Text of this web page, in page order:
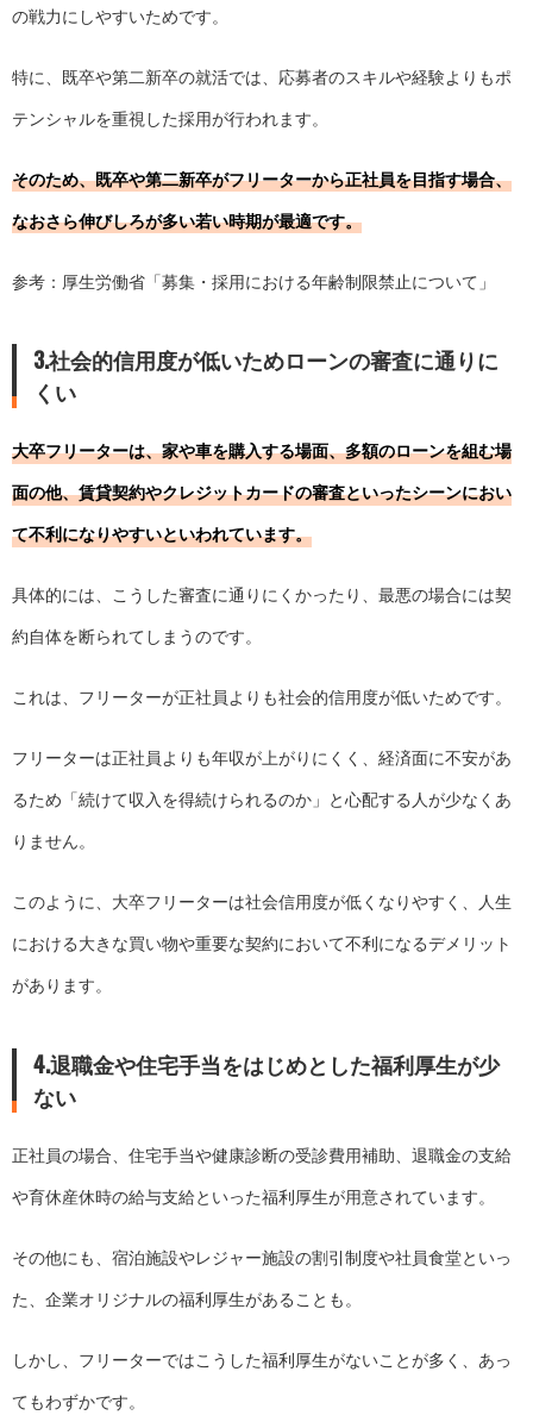
の戦力にしやすいためです。
特に、既卒や第二新卒の就活では、応募者のスキルや経験よりもポ
テンシャルを重視した採用が行われます。
そのため、既卒や第二新卒がフリーターから正社員を目指す場合、
なおさら伸びしろが多い若い時期が最適です。
参考：厚生労働省「募集・採用における年齢制限禁止について 」
3.社会的信用度が低いためローンの審査に通りに
くい
大卒フリーターは、家や車を購入する場面、多額のローンを組む場
面の他、賃貸契約やクレジットカードの審査といったシーンにおい
て不利になりやすいといわれています。
具体的には、こうした審査に通りにくかったり、最悪の場合には契
約自体を断られてしまうのです。
これは、フリーターが正社員よりも社会的信用度が低いためです。
フリーターは正社員よりも年収が上がりにくく、経済面に不安があ
るため「続けて収入を得続けられるのか」と心配する人が少なくあ
りません。
このように、大卒フリーターは社会信用度が低くなりやすく、人生
における大きな買い物や重要な契約において不利になるデメリット
があります。
4.退職金や住宅手当をはじめとした福利厚生が少
ない
正社員の場合、住宅手当や健康診断の受診費用補助、退職金の支給
や育休産休時の給与支給といった福利厚生が用意されています。
その他にも、宿泊施設やレジャー施設の割引制度や社員食堂といっ
た、企業オリジナルの福利厚生があることも。
しかし、フリーターではこうした福利厚生がないことが多く、あっ
てもわずかです。